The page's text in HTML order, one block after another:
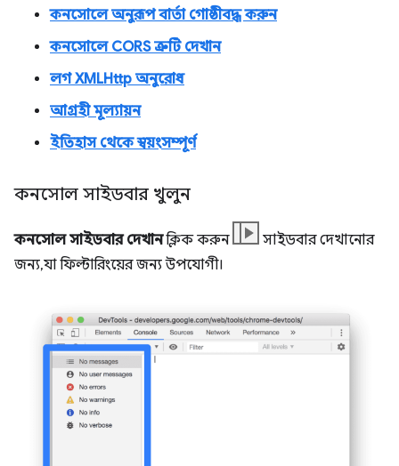
কনসোলে অনুরূপ বার্তা গোষ্ঠীবদ্ধ করুন
কনসোলে CORS ত্রুটি দেখান
লগ XMLHttp অনুরোধ
আগ্রহী মূল্যায়ন
ইতিহাস থেকে স্বয়ংসম্পূর্ণ
কনসোল সাইডবার খুলুন
কনসোল সাইডবার দেখানক্লিক করুন
সাইডবার দেখানোর
জন্য, যা ফিল্টারিংয়ের জন্য উপযোগী।